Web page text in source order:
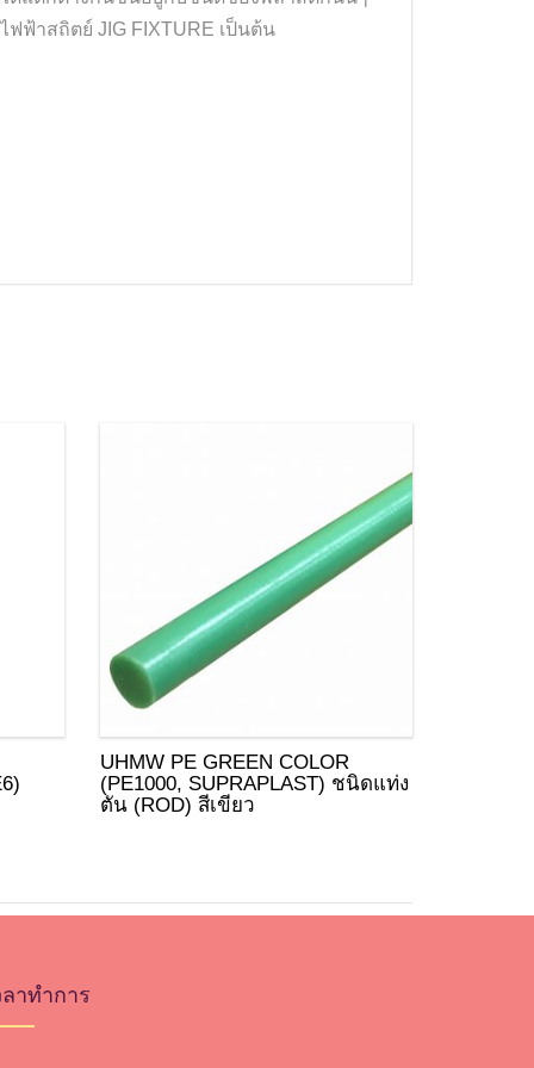
ฟ้าสถิตย์ JIG FIXTURE เป็นต้น
UHMW PE GREEN COLOR
(PE1000, SUPRAPLAST) ชนิดแท่ง
ตัน (ROD) สีเขียว
ลาทำการ